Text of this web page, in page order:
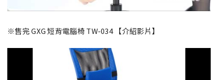
※售完 GXG 短背電腦椅 TW-034 【介紹影片】